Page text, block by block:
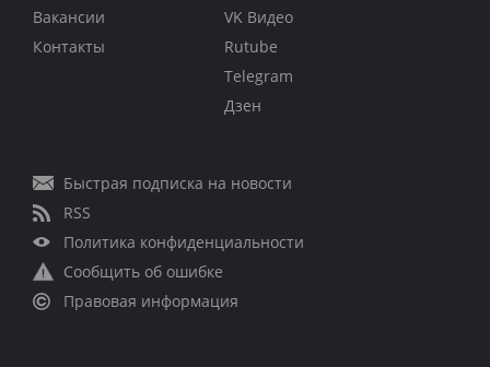
Вакансии
Контакты
VK Видео
Rutube
Telegram
Дзен
Быстрая подписка на новости
RSS
Политика конфиденциальности
Сообщить об ошибке
Правовая информация